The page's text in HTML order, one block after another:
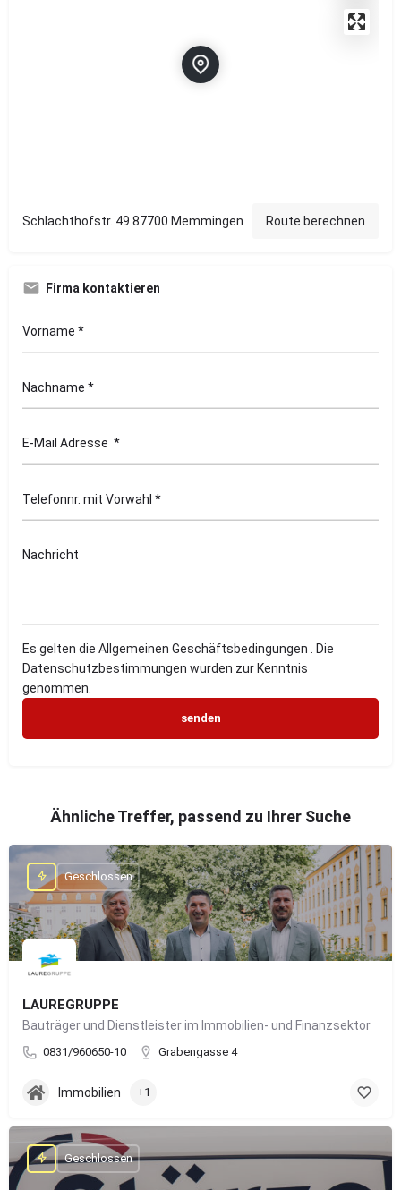
Schlachthofstr. 49 87700 Memmingen Route berechnen
Firma kontaktieren
Es gelten die Allgemeinen Geschäftsbedingungen . Die
Datenschutzbestimmungen wurden zur Kenntnis
genommen.
Ähnliche Treffer, passend zu Ihrer Suche
LAUREGRUPPE
Bauträger und Dienstleister im Immobilien- und Finanzsektor
0831/960650-10 Grabengasse 4
Geschlossen
Immobilien +1
Geschlossen